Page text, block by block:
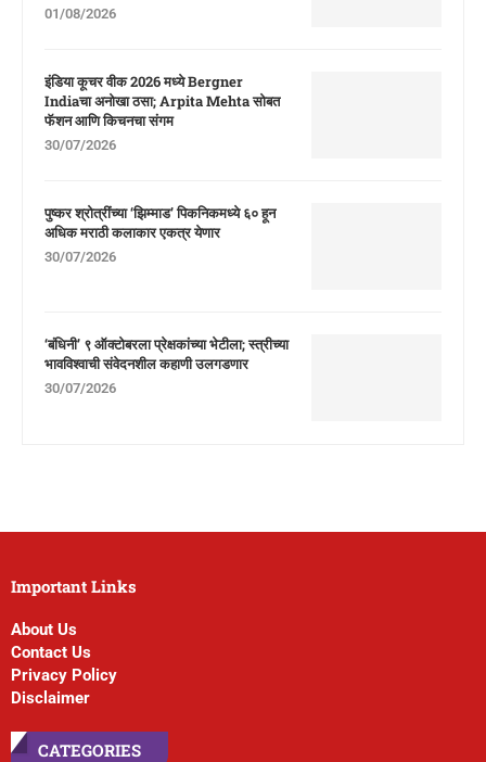
01/08/2026
इंडिया कूचर वीक 2026 मध्ये Bergner
Indiaचा अनोखा ठसा; Arpita Mehta सोबत
फॅशन आणि किचनचा संगम
30/07/2026
पुष्कर श्रोत्रींच्या ‘झिम्माड’ पिकनिकमध्ये ६० हून
अधिक मराठी कलाकार एकत्र येणार
30/07/2026
‘बंधिनी’ ९ ऑक्टोबरला प्रेक्षकांच्या भेटीला; स्त्रीच्या
भावविश्वाची संवेदनशील कहाणी उलगडणार
30/07/2026
Important Links
About Us
Contact Us
Privacy Policy
Disclaimer
CATEGORIES